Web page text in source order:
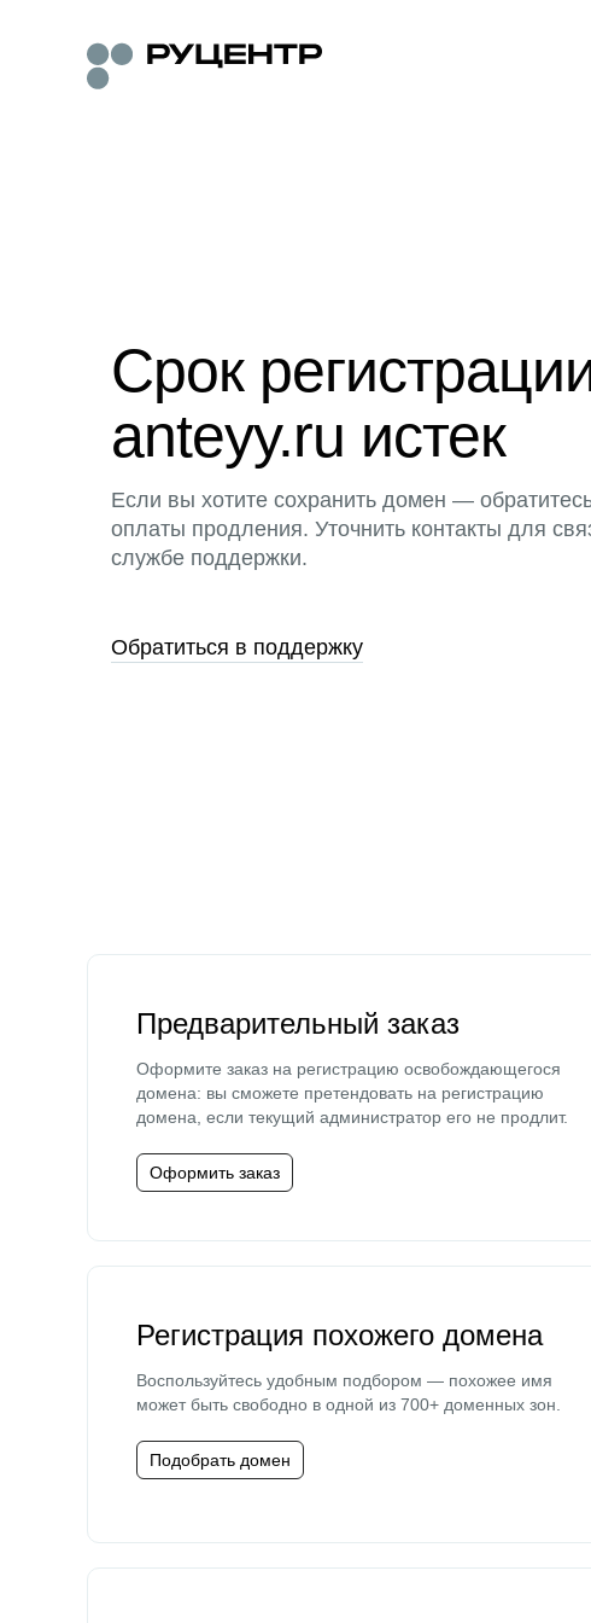
Срок
anteyy.ru истек
Если вы хотите сохранить домен —
оплаты продления. Уточнить контакты для
службе поддержки.
Обратиться в поддержку
Предварительный заказ
Оформите заказ на регистрацию освобождающегося
домена: вы сможете претендовать на регистрацию
домена, если текущий администратор его не продлит.
Оформить заказ
Регистрация похожего домена
Воспользуйтесь удобным подбором — похожее имя
может быть свободно в одной из 700+ доменных зон.
Подобрать домен